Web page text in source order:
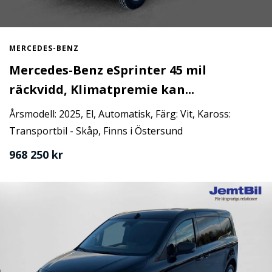
MERCEDES-BENZ
Mercedes-Benz eSprinter 45 mil
räckvidd, Klimatpremie kan...
Årsmodell: 2025, El, Automatisk, Färg: Vit, Kaross:
Transportbil - Skåp, Finns i Östersund
968 250 kr